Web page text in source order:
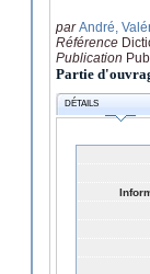
parAndré,
Référence
Publication
Partie
DÉTAILS